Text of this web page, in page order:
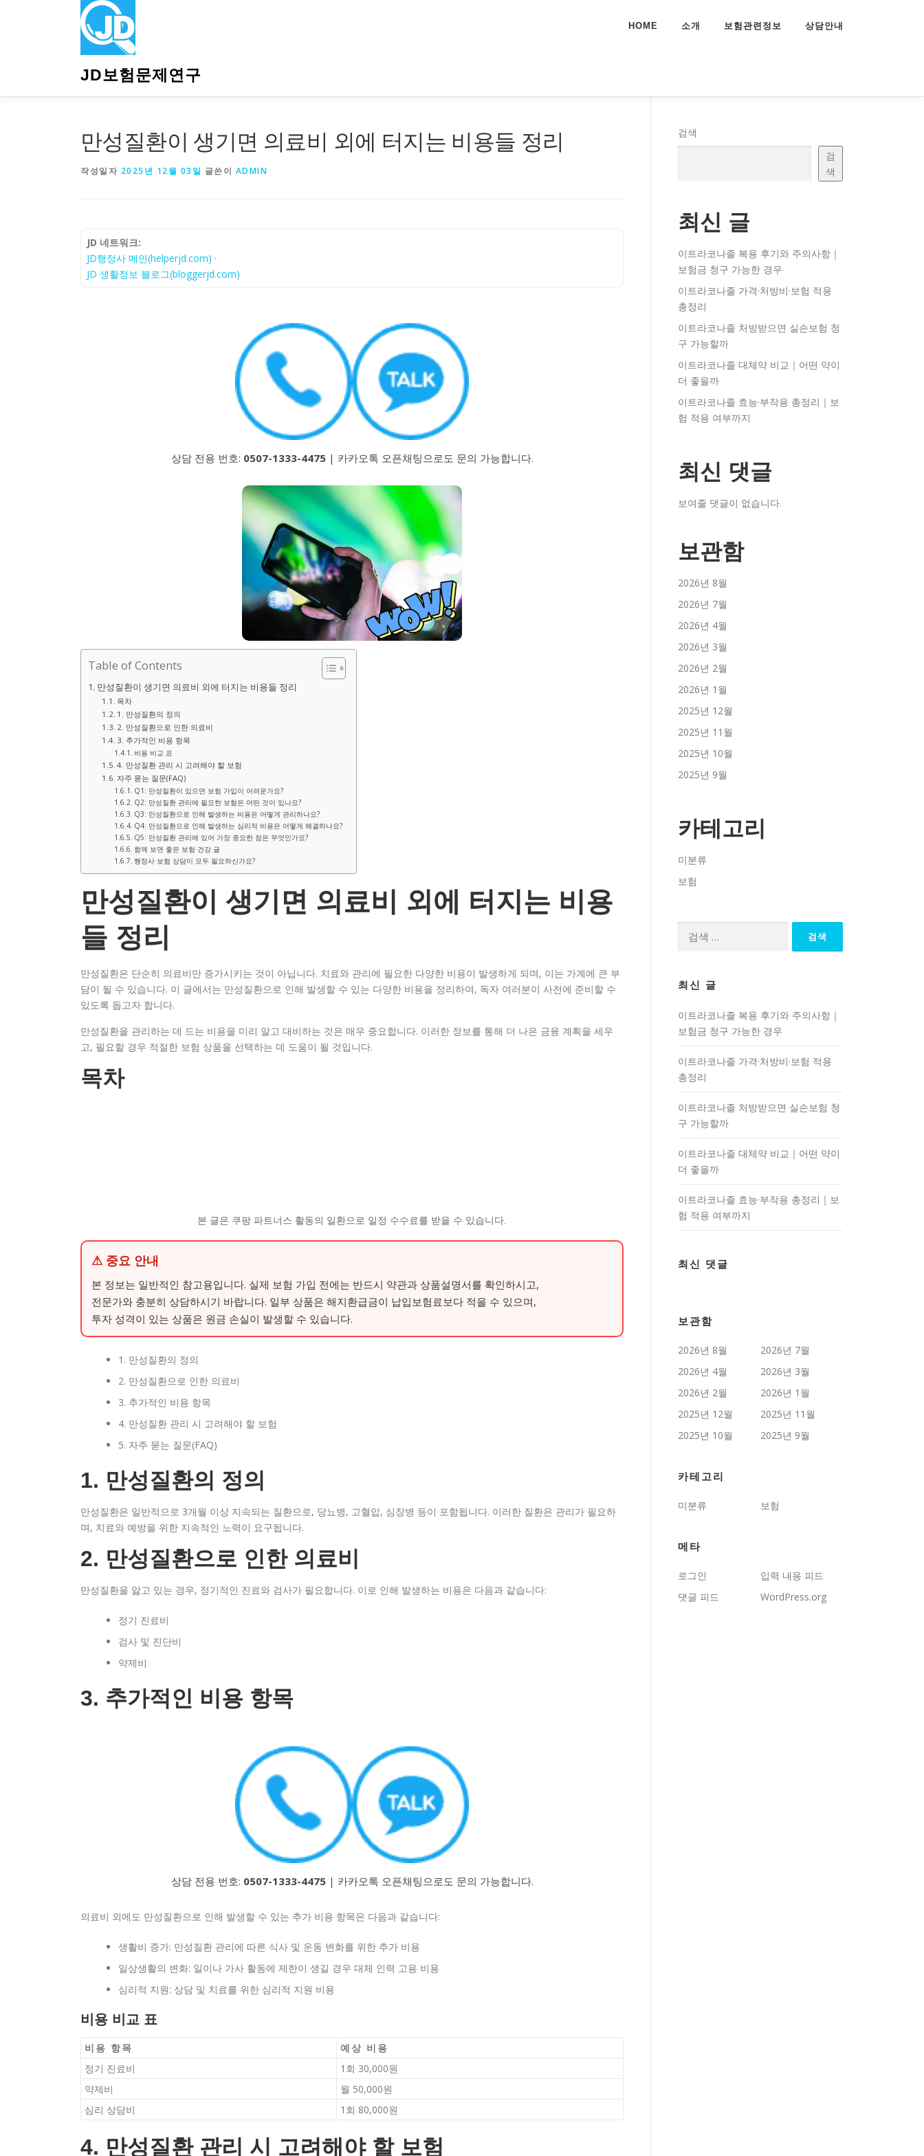
JD보험문제연구
HOME 소개 보험관련정보 상담안내
만성질환이 생기면 의료비 외에 터지는 비용들 정리
작성일자 2025년 12월 03일 글쓴이 ADMIN
JD 네트워크:
JD행정사 메인(helperjd.com) ·
JD 생활정보 블로그(bloggerjd.com)
상담 전용 번호: 0507-1333-4475| 카카오톡 오픈채팅으로도 문의 가능합니다.
Table of Contents
만성질환이 생기면 의료비 외에 터지는 비용들 정리
목차
1. 만성질환의 정의
2. 만성질환으로 인한 의료비
3. 추가적인 비용 항목
비용 비교 표
4. 만성질환 관리 시 고려해야 할 보험
자주 묻는 질문(FAQ)
Q1: 만성질환이 있으면 보험 가입이 어려운가요?
Q2: 만성질환 관리에 필요한 보험은 어떤 것이 있나요?
Q3: 만성질환으로 인해 발생하는 비용은 어떻게 관리하나요?
Q4: 만성질환으로 인해 발생하는 심리적 비용은 어떻게 해결하나요?
Q5: 만성질환 관리에 있어 가장 중요한 점은 무엇인가요?
함께 보면 좋은 보험·건강 글
행정사·보험 상담이 모두 필요하신가요?
만성질환이 생기면 의료비 외에 터지는 비용
들 정리
만성질환은 단순히 의료비만 증가시키는 것이 아닙니다. 치료와 관리에 필요한 다양한 비용이 발생하게 되며, 이는 가계에 큰 부
담이 될 수 있습니다. 이 글에서는 만성질환으로 인해 발생할 수 있는 다양한 비용을 정리하여, 독자 여러분이 사전에 준비할 수
있도록 돕고자 합니다.
만성질환을 관리하는 데 드는 비용을 미리 알고 대비하는 것은 매우 중요합니다. 이러한 정보를 통해 더 나은 금융 계획을 세우
고, 필요할 경우 적절한 보험 상품을 선택하는 데 도움이 될 것입니다.
목차
본 글은 쿠팡 파트너스 활동의 일환으로 일정 수수료를 받을 수 있습니다.
⚠ 중요 안내
본 정보는 일반적인 참고용입니다. 실제 보험 가입 전에는 반드시 약관과 상품설명서를 확인하시고,
전문가와 충분히 상담하시기 바랍니다. 일부 상품은 해지환급금이 납입보험료보다 적을 수 있으며,
투자 성격이 있는 상품은 원금 손실이 발생할 수 있습니다.
1. 만성질환의 정의
2. 만성질환으로 인한 의료비
3. 추가적인 비용 항목
4. 만성질환 관리 시 고려해야 할 보험
5. 자주 묻는 질문(FAQ)
1. 만성질환의 정의
만성질환은 일반적으로 3개월 이상 지속되는 질환으로, 당뇨병, 고혈압, 심장병 등이 포함됩니다. 이러한 질환은 관리가 필요하
며, 치료와 예방을 위한 지속적인 노력이 요구됩니다.
2. 만성질환으로 인한 의료비
만성질환을 앓고 있는 경우, 정기적인 진료와 검사가 필요합니다. 이로 인해 발생하는 비용은 다음과 같습니다:
정기 진료비
검사 및 진단비
약제비
3. 추가적인 비용 항목
상담 전용 번호: 0507-1333-4475| 카카오톡 오픈채팅으로도 문의 가능합니다.
의료비 외에도 만성질환으로 인해 발생할 수 있는 추가 비용 항목은 다음과 같습니다:
생활비 증가: 만성질환 관리에 따른 식사 및 운동 변화를 위한 추가 비용
일상생활의 변화: 일이나 가사 활동에 제한이 생길 경우 대체 인력 고용 비용
심리적 지원: 상담 및 치료를 위한 심리적 지원 비용
비용 비교 표
비용 항목
예상 비용
정기 진료비
1회 30,000원
약제비
월 50,000원
심리 상담비
1회 80,000원
4. 만성질환 관리 시 고려해야 할 보험
검색
검
색
최신 글
이트라코나졸 복용 후기와 주의사항｜
보험금 청구 가능한 경우
이트라코나졸 가격·처방비·보험 적용
총정리
이트라코나졸 처방받으면 실손보험 청
구 가능할까
이트라코나졸 대체약 비교｜어떤 약이
더 좋을까
이트라코나졸 효능·부작용 총정리｜보
험 적용 여부까지
최신 댓글
보여줄 댓글이 없습니다.
보관함
2026년 8월
2026년 7월
2026년 4월
2026년 3월
2026년 2월
2026년 1월
2025년 12월
2025년 11월
2025년 10월
2025년 9월
카테고리
미분류
보험
최신 글
이트라코나졸 복용 후기와 주의사항｜
보험금 청구 가능한 경우
이트라코나졸 가격·처방비·보험 적용
총정리
이트라코나졸 처방받으면 실손보험 청
구 가능할까
이트라코나졸 대체약 비교｜어떤 약이
더 좋을까
이트라코나졸 효능·부작용 총정리｜보
험 적용 여부까지
최신 댓글
보관함
2026년 8월
2026년 7월
2026년 4월
2026년 3월
2026년 2월
2026년 1월
2025년 12월
2025년 11월
2025년 10월
2025년 9월
카테고리
미분류 보험
메타
로그인
입력 내용 피드
댓글 피드
WordPress.org